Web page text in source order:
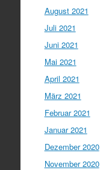
August 2021
Juli 2021
Juni 2021
Mai 2021
April 2021
März 2021
Februar 2021
Januar 2021
Dezember 2020
November 2020